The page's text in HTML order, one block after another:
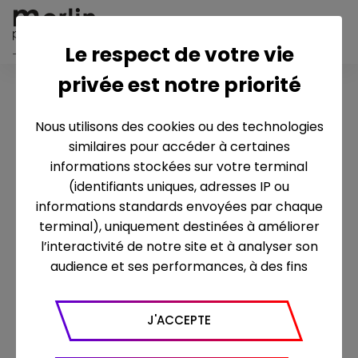
MENTIONS LÉGALES
Ce site web est édité par la société
MERLIN PRODUCTIONS, société par
actions simplifiée au capital de 37 000
euros, dont le siège social est situé 46,
avenue de Breteuil - 75007 Paris ,
immatriculée au registre du Commerce
et des sociétés de Paris sous le numéro
451 099 402.
Coordonnées téléphoniques : 01 80 48
04 40
Le respect de votre vie
privée est notre priorité
Nous utilisons des cookies ou des technologies
similaires pour accéder à certaines
informations stockées sur votre terminal
(identifiants uniques, adresses IP ou
informations standards envoyées par chaque
terminal), uniquement destinées à améliorer
l’interactivité de notre site et à analyser son
audience et ses performances, à des fins
Google Analytics pour générer des rapports
sur le trafic (nombre de visites, temps passé
sur le site, nombre de pages vues en moyenne,
J'ACCEPTE